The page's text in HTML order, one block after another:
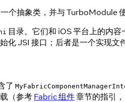
个抽象类，并与 TurboModule
目录。它们和 iOS 平台上的内
化 JSI 接口；后者是一个实现文
了
（参考 Fabric 组件章节的指引